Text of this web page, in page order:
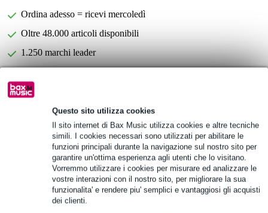
Questo sito utilizza cookies
Il sito internet di Bax Music utilizza cookies e altre tecniche
simili. I cookies necessari sono utilizzati per abilitare le
funzioni principali durante la navigazione sul nostro sito per
garantire un'ottima esperienza agli utenti che lo visitano.
Vorremmo utilizzare i cookies per misurare ed analizzare le
vostre interazioni con il nostro sito, per migliorare la sua
funzionalita' e rendere piu' semplici e vantaggiosi gli acquisti
dei clienti.
Ordina adesso = ricevi mercoledì
Oltre 48.000 articoli disponibili
1.250 marchi leader
69,25 € di premio
Informazioni sul prodotto
trasformatore: Jensen JT-DBE